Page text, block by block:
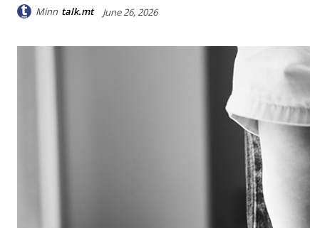
Minn talk.mt June 26, 2026